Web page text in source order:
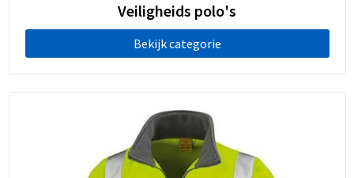
Veiligheids polo's
Bekijk categorie